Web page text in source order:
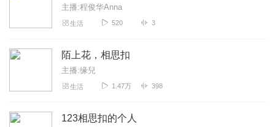
主播:程俊华Anna
生活 520 3
陌上花，相思扣
主播:缘兒
生活 1.47万 398
123相思扣的个人